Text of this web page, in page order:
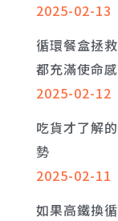
2025-02-13
循環餐盒拯
都充滿使命感
2025-02-12
吃貨才了解
勢
2025-02-11
如果高鐵換